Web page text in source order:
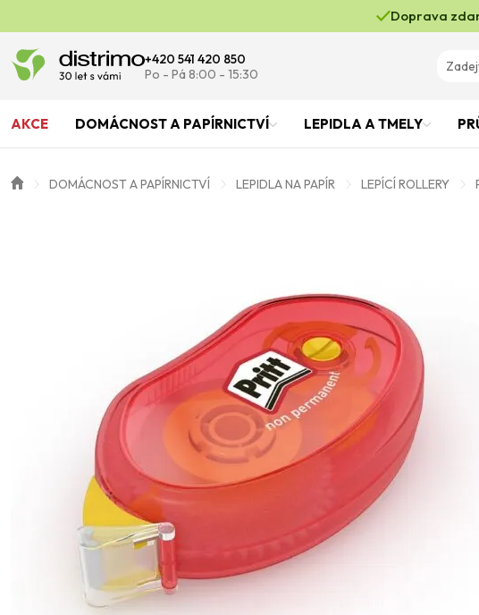
Doprava
+420 541 420 850
Po - Pá 8:00 - 15:30
AKCE DOMÁCNOST A PAPÍRNICTVÍ LEPIDLA A TMELY
DOMÁCNOST A PAPÍRNICTVÍ LEPIDLA NA PAPÍR LEPÍCÍ ROLLERY